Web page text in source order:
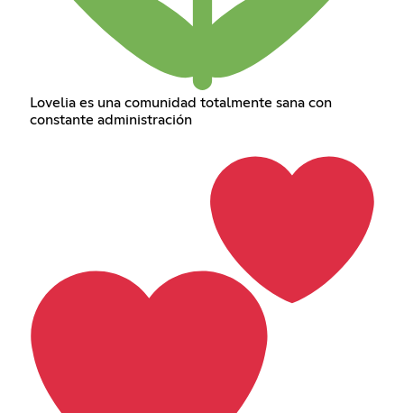
Lovelia es una comunidad totalmente sana con
constante administración